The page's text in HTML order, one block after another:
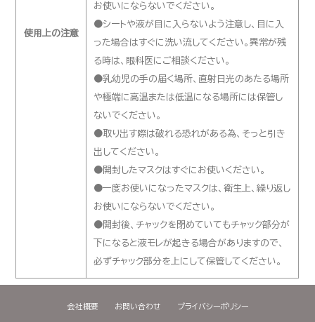
使用上の注意
お使いにならないでください。
●シートや液が目に入らないよう注意し、目に入
った場合はすぐに洗い流してください。異常が残
る時は、眼科医にご相談ください。
●乳幼児の手の届く場所、直射日光のあたる場所
や極端に高温または低温になる場所には保管し
ないでください。
●取り出す際は破れる恐れがある為、そっと引き
出してください。
●開封したマスクはすぐにお使いください。
●一度お使いになったマスクは、衛生上、繰り返し
お使いにならないでください。
●開封後、チャックを閉めていてもチャック部分が
下になると液モレが起きる場合がありますので、
必ずチャック部分を上にして保管してください。
会社概要 お問い合わせ プライバシーポリシー